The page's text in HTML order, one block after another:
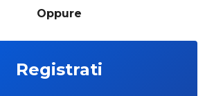
Oppure
Registrati